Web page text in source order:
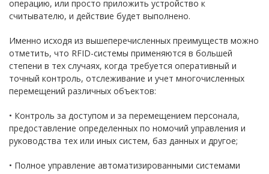
операцию, или просто приложить устройство к
считывателю, и действие будет выполнено.
Именно исходя из вышеперечисленных преимуществ можно
отметить, что RFID-системы применяются в большей
степени в тех случаях, когда требуется оперативный и
точный контроль, отслеживание и учет многочисленных
перемещений различных объектов:
• Контроль за доступом и за перемещением персонала,
предоставление определенных по номочий управления и
руководства тех или иных систем, баз данных и другое;
• Полное управление автоматизированными системами